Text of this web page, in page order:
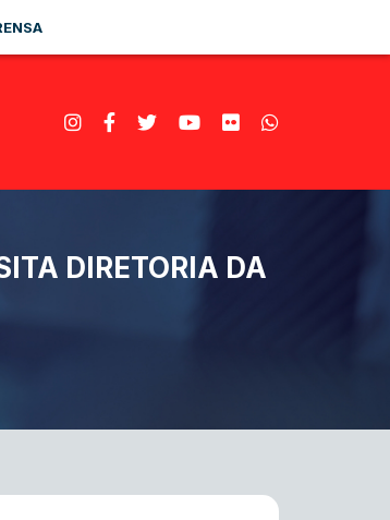
DIRETORIA DA